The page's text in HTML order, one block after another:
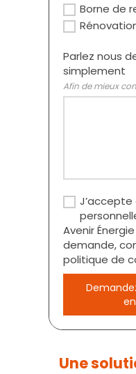
Borne de
Parlez nous
simplement
Afin de mieux
Avenir
demande,
politique de
Une